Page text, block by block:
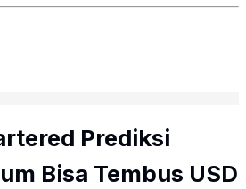
Prediksi
Bisa Tembus USD